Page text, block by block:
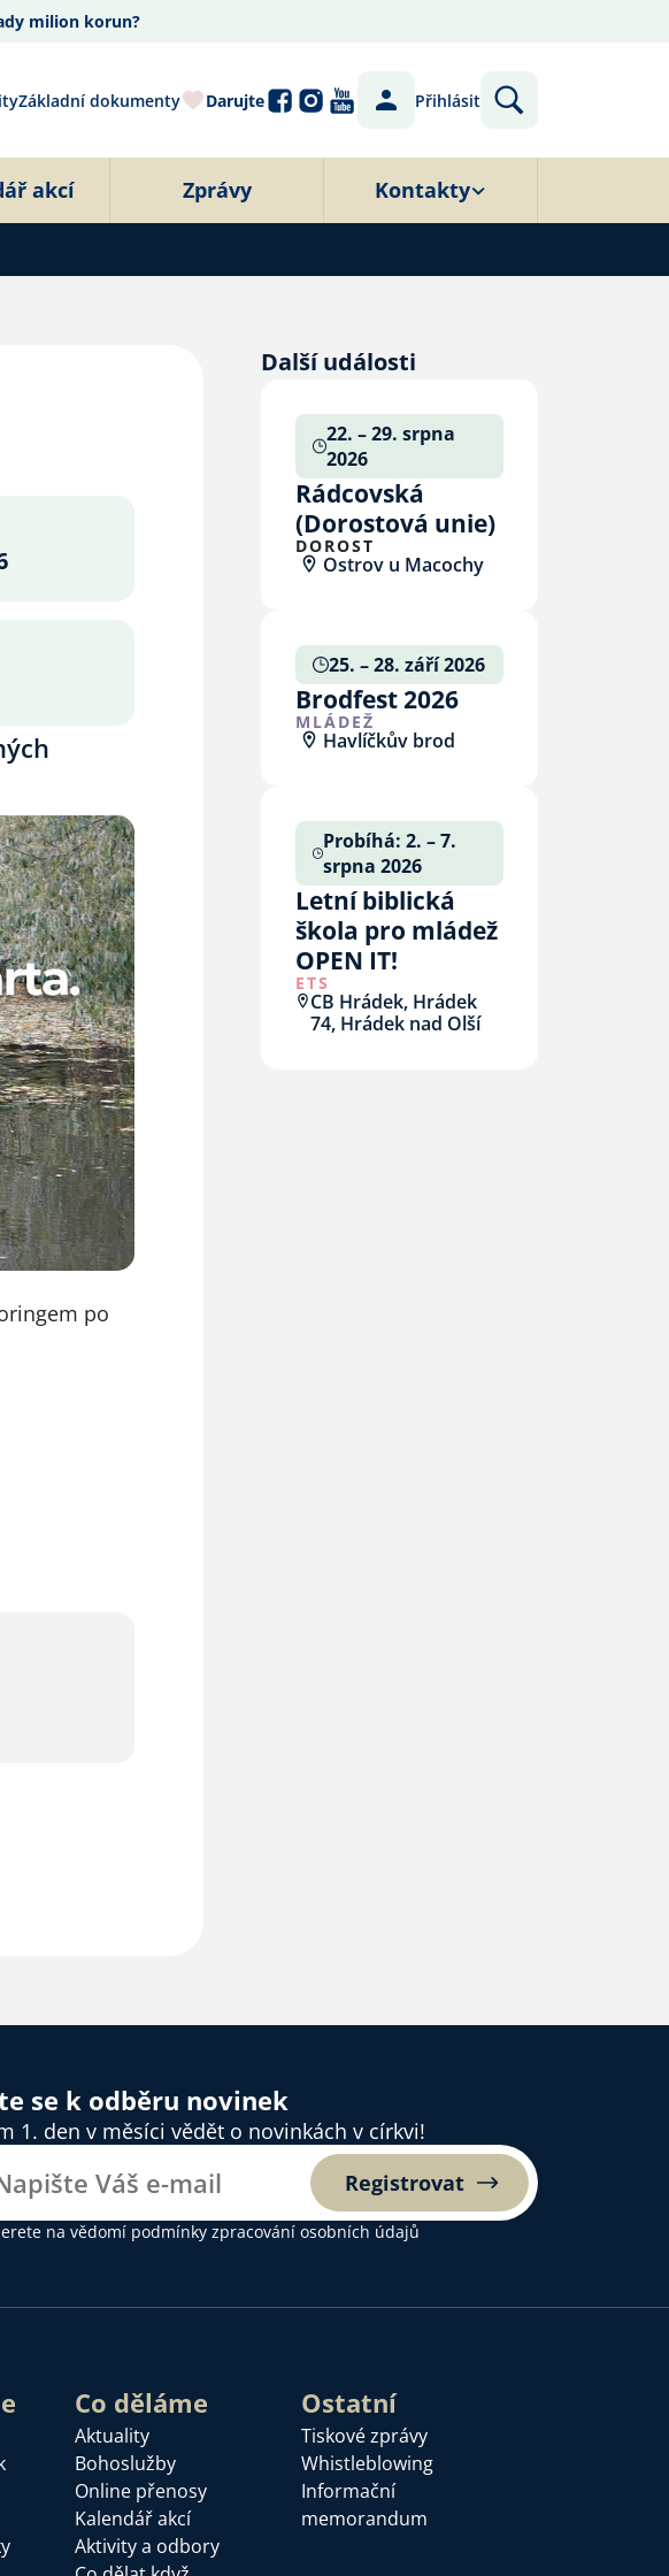
milion korun?
Základní dokumenty Darujte Přihlásit
akcí Zprávy Kontakty
po
Další události
22. – 29. srpna
2026
Rádcovská
(Dorostová unie)
DOROST
Ostrov u Macochy
25. – 28. září 2026
Brodfest 2026
MLÁDEŽ
Havlíčkův brod
Probíhá: 2. – 7.
srpna 2026
Letní biblická
škola pro mládež
OPEN IT!
ETS
CB Hrádek, Hrádek
74, Hrádek nad Olší
se k odběru novinek
1. den v měsíci vědět o novinkách v církvi!
Registrovat
na vědomí podmínky zpracování osobních údajů
Co děláme
Aktuality
Bohoslužby
Online přenosy
Kalendář akcí
Aktivity a odbory
Ostatní
Tiskové zprávy
Whistleblowing
Informační
memorandum